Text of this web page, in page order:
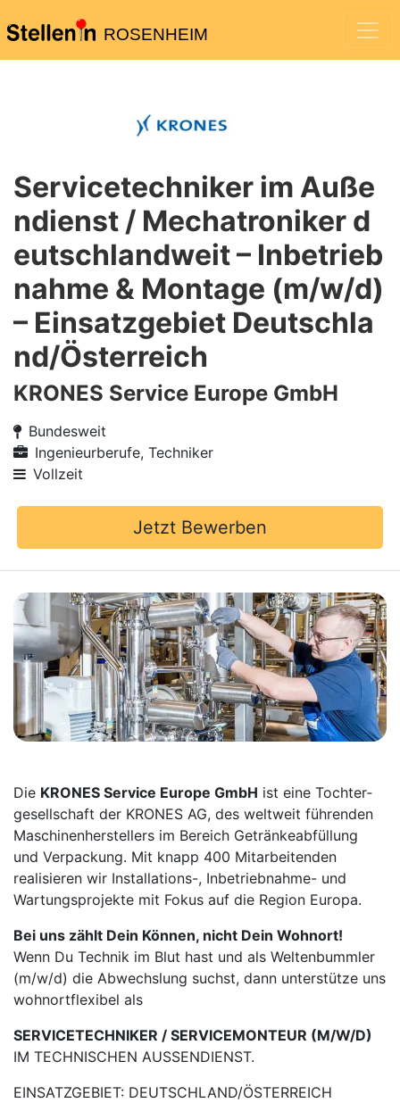
ROSENHEIM
Servicetechniker im Auße
ndienst / Mechatroniker d
eutschlandweit – Inbetrieb
nahme & Montage (m/w/d)
– Einsatzgebiet Deutschla
nd/Österreich
KRONES Service Europe GmbH
Bundesweit
Ingenieurberufe, Techniker
Vollzeit
Jetzt Bewerben
Die KRONES Service Europe GmbH ist eine Tochter­
gesellschaft der KRONES AG, des weltweit führenden
Maschinen­herstellers im Bereich Getränke­abfüllung
und Verpackung. Mit knapp 400 Mitarbei­tenden
realisieren wir Installations-, Inbetrieb­nahme- und
Wartungs­projekte mit Fokus auf die Region Europa.
Bei uns zählt Dein Können, nicht Dein Wohnort!
Wenn Du Technik im Blut hast und als Weltenbummler
(m/w/d) die Abwechslung suchst, dann unterstütze uns
wohnortflexibel als
SERVICETECHNIKER / SERVICEMONTEUR (M/W/D)
IM TECHNISCHEN AUSSENDIENST.
EINSATZGEBIET: DEUTSCHLAND/ÖSTERREICH